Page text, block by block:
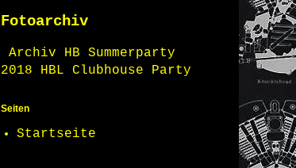
Fotoarchiv
Archiv HB Summerparty
2018 HBL Clubhouse Party
Seiten
Startseite